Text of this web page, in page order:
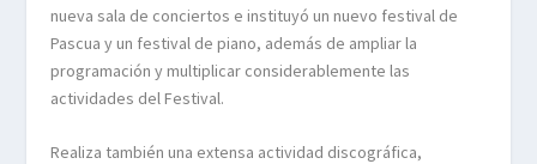
nueva sala de conciertos e instituyó un nuevo festival de
Pascua y un festival de piano, además de ampliar la
programación y multiplicar considerablemente las
actividades del Festival.
Realiza también una extensa actividad discográfica,